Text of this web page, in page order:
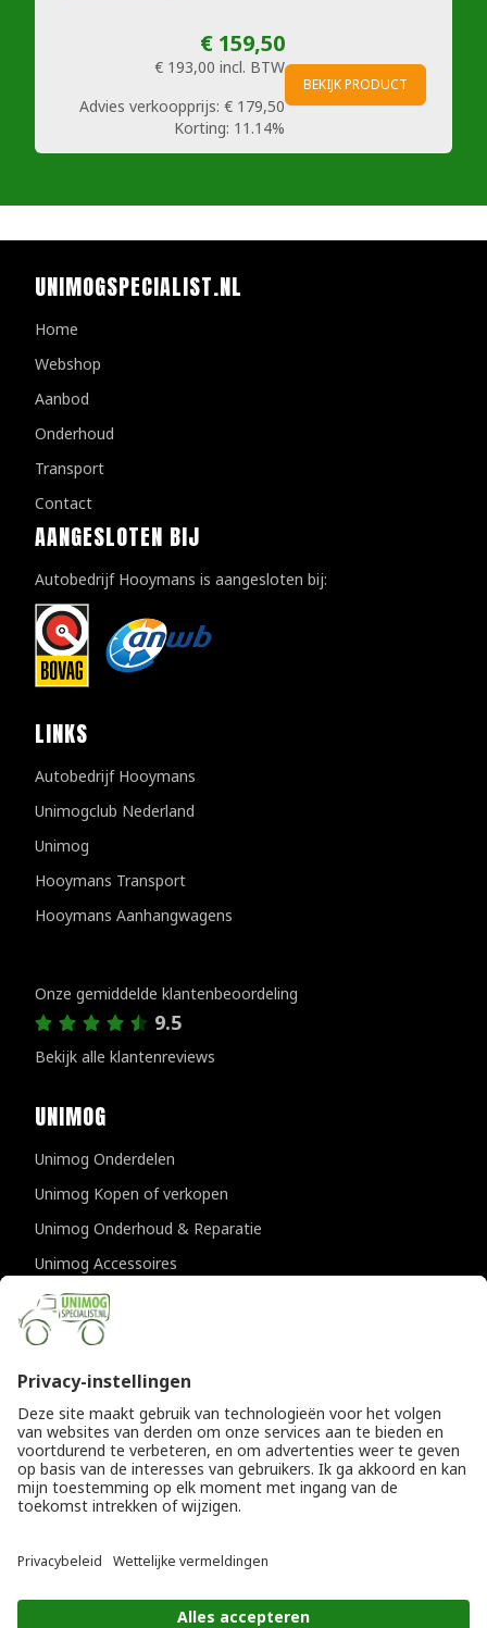
€ 159,50
€ 193,00 incl. BTW
Advies verkoopprijs: € 179,50
Korting: 11.14%
BEKIJK PRODUCT
UNIMOGSPECIALIST.NL
Home
Webshop
Aanbod
Onderhoud
Transport
Contact
AANGESLOTEN BIJ
Autobedrijf Hooymans is aangesloten bij:
LINKS
Autobedrijf Hooymans
Unimogclub Nederland
Unimog
Hooymans Transport
Hooymans Aanhangwagens
Onze gemiddelde klantenbeoordeling
9.5
Bekijk alle klantenreviews
UNIMOG
Unimog Onderdelen
Unimog Kopen of verkopen
Unimog Onderhoud & Reparatie
Unimog Accessoires
Unimog APK-keuringen
CONTACTGEGEVENS
Unimogspecialist
5334 JK Velddriel
T0418 632073
Einfo@unimogspecialist.nl
© Copyright 2026
Algemene voorwaarden|